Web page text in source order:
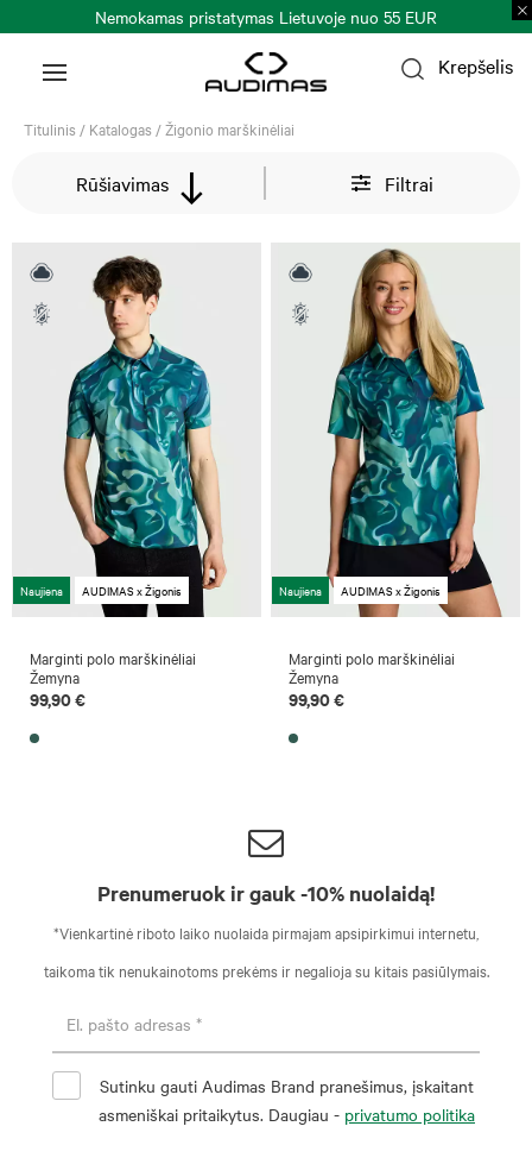
Nemokamas pristatymas Lietuvoje nuo 55 EUR
Krepšelis
Titulinis / Katalogas /Žigonio marškinėliai
Rūšiavimas Filtrai
Naujiena AUDIMAS x Žigonis
Marginti polo marškinėliai
Žemyna
99,90 €
Naujiena AUDIMAS x Žigonis
Marginti polo marškinėliai
Žemyna
99,90 €
Prenumeruok ir gauk -10% nuolaidą!
*Vienkartinė riboto laiko nuolaida pirmajam apsipirkimui internetu,
taikoma tik nenukainotoms prekėms ir negalioja su kitais pasiūlymais.
Sutinku gauti Audimas Brand pranešimus, įskaitant
asmeniškai pritaikytus. Daugiau - privatumo politika